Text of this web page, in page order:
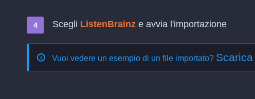
Scegli ListenBrainz e avvia l'importazione
Vuoi vedere un esempio di un file importato?